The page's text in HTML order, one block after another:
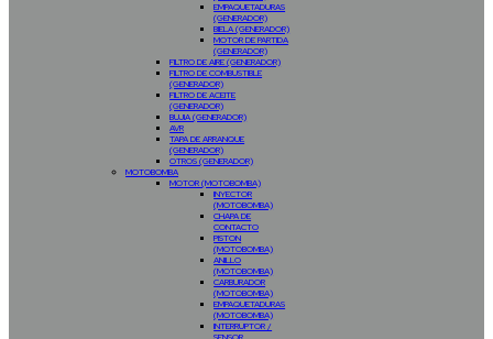
EMPAQUETADURAS
(GENERADOR)
BIELA (GENERADOR)
MOTOR DE PARTIDA
(GENERADOR)
FILTRO DE AIRE (GENERADOR)
FILTRO DE COMBUSTIBLE
(GENERADOR)
FILTRO DE ACEITE
(GENERADOR)
BUJIA (GENERADOR)
AVR
TAPA DE ARRANQUE
(GENERADOR)
OTROS (GENERADOR)
MOTOBOMBA
MOTOR (MOTOBOMBA)
INYECTOR
(MOTOBOMBA)
CHAPA DE
CONTACTO
PISTON
(MOTOBOMBA)
ANILLO
(MOTOBOMBA)
CARBURADOR
(MOTOBOMBA)
EMPAQUETADURAS
(MOTOBOMBA)
INTERRUPTOR /